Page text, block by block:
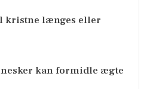
kristne længes eller
kan formidle ægte